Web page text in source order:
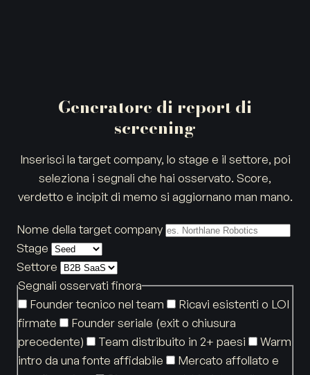
Generatore di report di
screening
Inserisci la target company, lo stage e il settore, poi
seleziona i segnali che hai osservato. Score,
verdetto e incipit di memo si aggiornano man mano.
Nome della target company
Stage
Settore
Segnali osservati finora
Founder tecnico nel team
Ricavi esistenti o LOI
firmate
Founder seriale (exit o chiusura
precedente)
Team distribuito in 2+ paesi
Warm
intro da una fonte affidabile
Mercato affollato e